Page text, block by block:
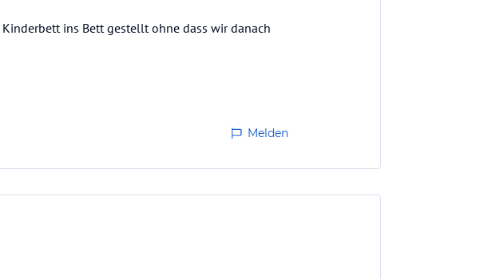
ins Bett gestellt ohne dass wir danach
Melden